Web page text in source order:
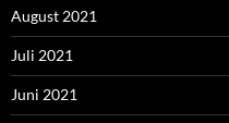
August 2021
Juli 2021
Juni 2021